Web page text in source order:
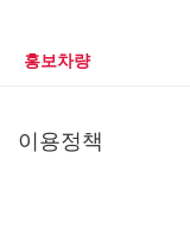
홍보차량
이용정책